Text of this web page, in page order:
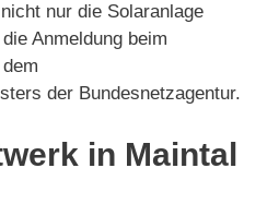
nur die Solaranlage
Anmeldung beim
der Bundesnetzagentur.
in Maintal